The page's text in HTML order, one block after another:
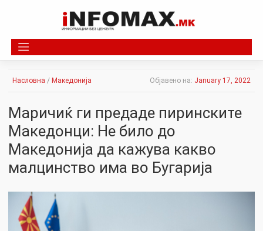
Насловна / Македонија Објавено на: January 17, 2022
Маричиќ ги предаде пиринските
Македонци: Не било до
Македонија да кажува какво
малцинство има во Бугарија